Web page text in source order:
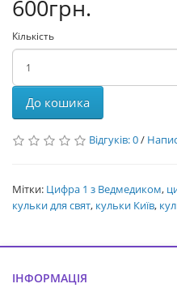
600грн.
Кількість
До кошика
Відгуків: 0/
Мітки: Цифра 1 з Ведмедиком,
кульки для свят, кульки Київ,
ІНФОРМАЦІЯ